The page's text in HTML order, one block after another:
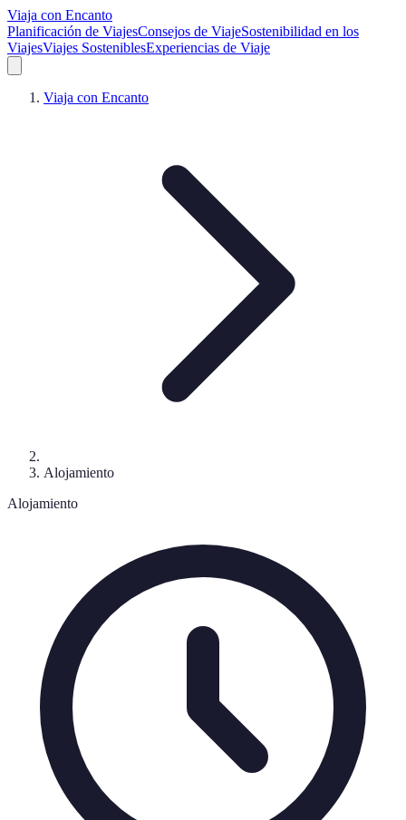
Viaja con Encanto
Planificación de ViajesConsejos de ViajeSostenibilidad en los
ViajesViajes SosteniblesExperiencias de Viaje
Viaja con Encanto
Alojamiento
Alojamiento